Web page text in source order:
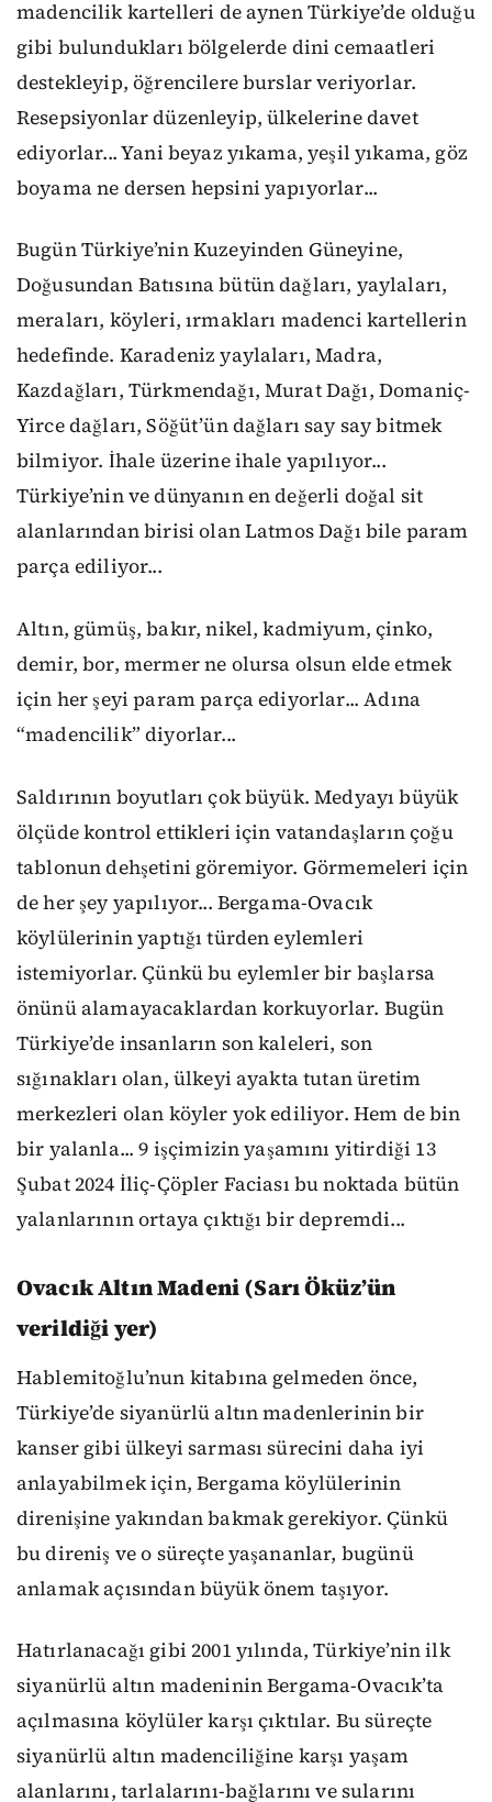
madencilik kartelleri de aynen Türkiye’de olduğu
gibi bulundukları bölgelerde dini cemaatleri
destekleyip, öğrencilere burslar veriyorlar.
Resepsiyonlar düzenleyip, ülkelerine davet
ediyorlar... Yani beyaz yıkama, yeşil yıkama, göz
boyama ne dersen hepsini yapıyorlar...
Bugün Türkiye’nin Kuzeyinden Güneyine,
Doğusundan Batısına bütün dağları, yaylaları,
meraları, köyleri, ırmakları madenci kartellerin
hedefinde. Karadeniz yaylaları, Madra,
Kazdağları, Türkmendağı, Murat Dağı, Domaniç-
Yirce dağları, Söğüt’ün dağları say say bitmek
bilmiyor. İhale üzerine ihale yapılıyor...
Türkiye’nin ve dünyanın en değerli doğal sit
alanlarından birisi olan Latmos Dağı bile param
parça ediliyor...
Altın, gümüş, bakır, nikel, kadmiyum, çinko,
demir, bor, mermer ne olursa olsun elde etmek
için her şeyi param parça ediyorlar... Adına
“madencilik” diyorlar...
Saldırının boyutları çok büyük. Medyayı büyük
ölçüde kontrol ettikleri için vatandaşların çoğu
tablonun dehşetini göremiyor. Görmemeleri için
de her şey yapılıyor... Bergama-Ovacık
köylülerinin yaptığı türden eylemleri
istemiyorlar. Çünkü bu eylemler bir başlarsa
önünü alamayacaklardan korkuyorlar. Bugün
Türkiye’de insanların son kaleleri, son
sığınakları olan, ülkeyi ayakta tutan üretim
merkezleri olan köyler yok ediliyor. Hem de bin
bir yalanla... 9 işçimizin yaşamını yitirdiği 13
Şubat 2024 İliç-Çöpler Faciası bu noktada bütün
yalanlarının ortaya çıktığı bir depremdi...
Ovacık Altın Madeni (Sarı Öküz’ün
verildiği yer)
Hablemitoğlu’nun kitabına gelmeden önce,
Türkiye’de siyanürlü altın madenlerinin bir
kanser gibi ülkeyi sarması sürecini daha iyi
anlayabilmek için, Bergama köylülerinin
direnişine yakından bakmak gerekiyor. Çünkü
bu direniş ve o süreçte yaşananlar, bugünü
anlamak açısından büyük önem taşıyor.
Hatırlanacağı gibi 2001 yılında, Türkiye’nin ilk
siyanürlü altın madeninin Bergama-Ovacık’ta
açılmasına köylüler karşı çıktılar. Bu süreçte
siyanürlü altın madenciliğine karşı yaşam
alanlarını, tarlalarını-bağlarını ve sularını